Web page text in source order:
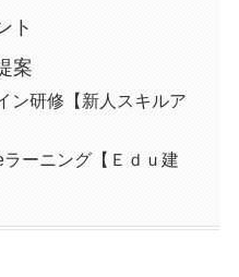
ト
案
ン研修【新人スキルア
ーニング【Ｅｄｕ建